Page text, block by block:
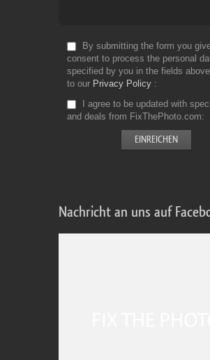
By submitting the form you
consent to process the personal
specified by you in the fields
to our Privacy Policy
I agree to be updated with
and deals from FixThePhoto.com
Nachricht an uns auf